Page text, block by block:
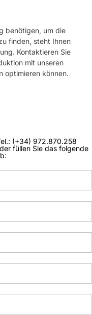
benötigen, um die
finden, steht Ihnen
Kontaktieren Sie
mit unseren
optimieren können.
(+34) 972.870.258
füllen Sie das folgende